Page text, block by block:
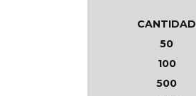
CANTIDAD
50
100
500